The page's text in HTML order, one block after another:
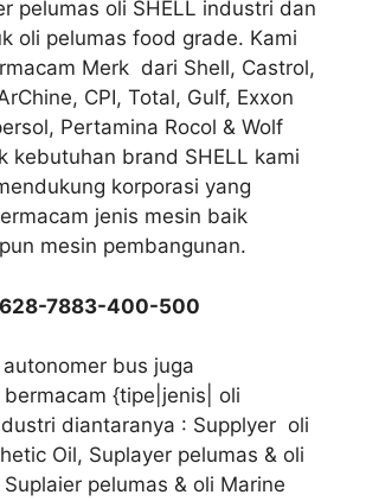
pelumas oli SHELL industri dan
oli pelumas food grade. Kami
Merk dari Shell, Castrol,
CPI, Total, Gulf, Exxon
Pertamina Rocol & Wolf
kebutuhan brand SHELL kami
korporasi yang
jenis mesin baik
mesin pembangunan.
7883-400-500
bus juga
{tipe|jenis| oli
diantaranya : Supplyer oli
Oil, Suplayer pelumas & oli
pelumas & oli Marine